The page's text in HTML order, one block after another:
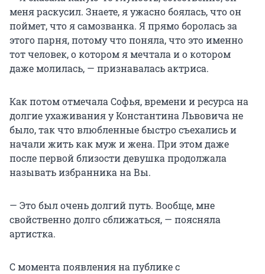
меня раскусил. Знаете, я ужасно боялась, что он
поймет, что я самозванка. Я прямо боролась за
этого парня, потому что поняла, что это именно
тот человек, о котором я мечтала и о котором
даже молилась, — признавалась актриса.
Как потом отмечала Софья, времени и ресурса на
долгие ухаживания у Константина Львовича не
было, так что влюбленные быстро съехались и
начали жить как муж и жена. При этом даже
после первой близости девушка продолжала
называть избранника на Вы.
— Это был очень долгий путь. Вообще, мне
свойственно долго сближаться, — поясняла
артистка.
С момента появления на публике с